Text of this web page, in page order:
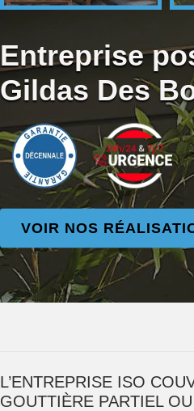
Entreprise
Gildas Des
VOIR NOS
L’ENTREPRISE ISO
GOUTTIÈRE PARTIEL